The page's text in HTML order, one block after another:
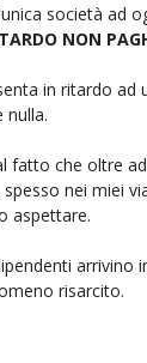
società ad
NON
in ritardo ad
nulla.
fatto che oltre
nei miei
aspettare.
arrivino
risarcito.